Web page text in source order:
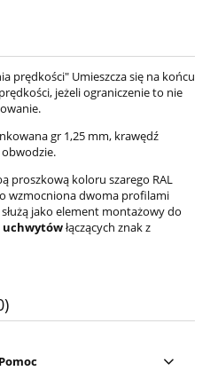
prędkości" Umieszcza się na końcu
jeżeli ograniczenie to nie
gr 1,25 mm, krawędź
obwodzie.
proszkową koloru szarego RAL
wzmocniona dwoma profilami
jako element montażowy do
uchwytówłączących znak z
Pomoc